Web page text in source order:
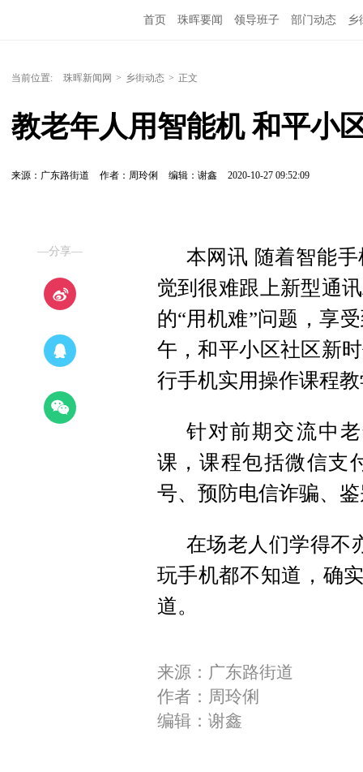
首页 珠晖要闻 领导班子 部门动态 乡
当前位置: 珠晖新闻网 > 乡街动态 > 正文
教老年人用智能机 和平小
来源：广东路街道 作者：周玲俐 编辑：谢鑫 2020-10-27 09:52:09
—分享—
本网讯 随着智能
觉到很难跟上新型通
的“用机难”问题，享
午，和平小区社区新
行手机实用操作课程
针对前期交流中
课，课程包括微信支
号、预防电信诈骗、
在场老人们学得不
玩手机都不知道，确
道。
来源：广东路街道
作者：周玲俐
编辑：谢鑫